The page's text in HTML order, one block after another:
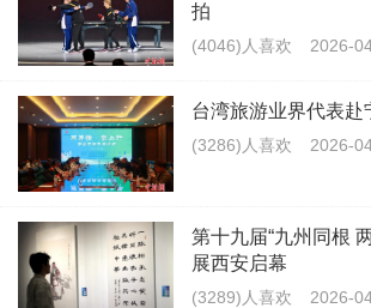
拍
(4046)人喜欢 2026-
台湾旅游业界代表赴
(3286)人喜欢 2026-
第十九届“九州同根
展西安启幕
(3289)人喜欢 2026-